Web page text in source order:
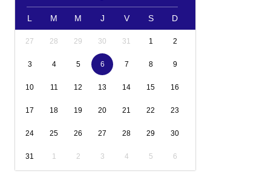
L M M J V S D
27 28 29 30 31 1 2
3 4 5 6 7 8 9
10 11 12 13 14 15 16
17 18 19 20 21 22 23
24 25 26 27 28 29 30
31 1 2 3 4 5 6